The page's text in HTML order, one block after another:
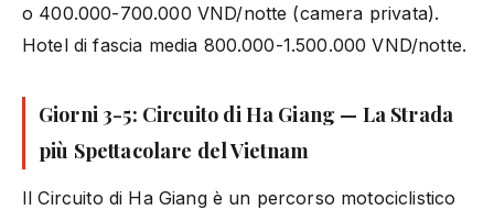
o 400.000-700.000 VND/notte (camera privata).
Hotel di fascia media 800.000-1.500.000 VND/notte.
Giorni 3-5: Circuito di Ha Giang — La Strada
più Spettacolare del Vietnam
Il Circuito di Ha Giang è un percorso motociclistico